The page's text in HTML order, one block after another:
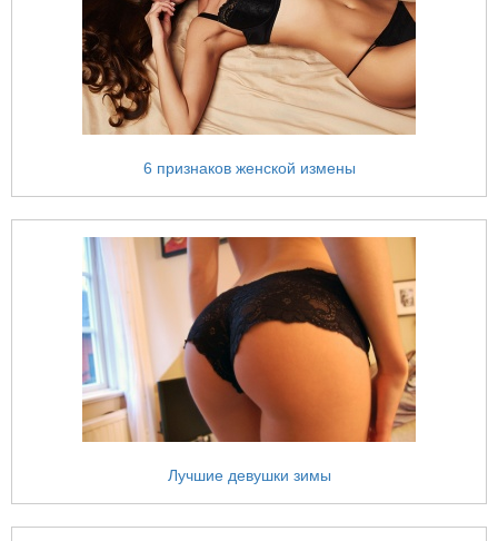
6 признаков женской измены
Лучшие девушки зимы